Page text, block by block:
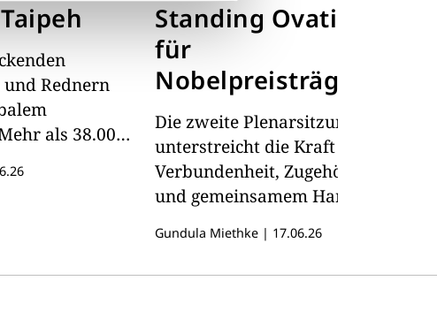
Rednern
als 38.000
Rotary
Standing Ovations
für
Nobelpreisträgerin
Malala
Die zweite Plenarsitzung
unterstreicht die Kraft von
Verbundenheit, Zugehörigkeit
und gemeinsamem Handeln
Gundula Miethke | 17.06.26